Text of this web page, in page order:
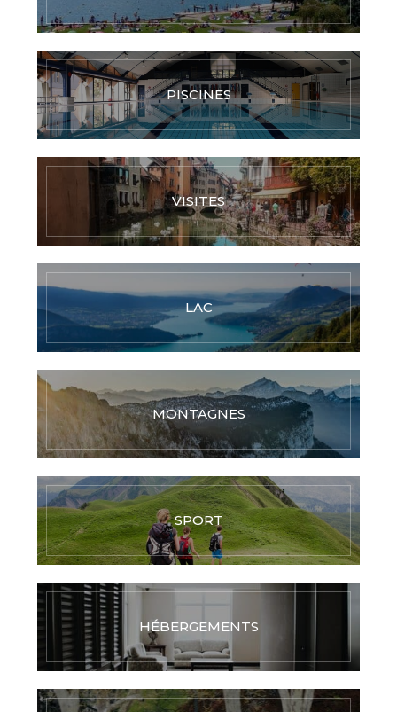
PISCINES
VISITES
LAC
MONTAGNES
SPORT
HÉBERGEMENTS